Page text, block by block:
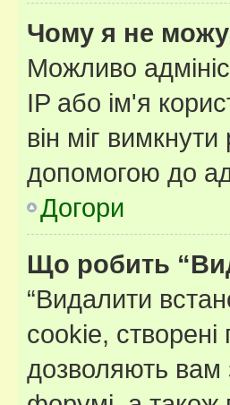
Чому я не можу
Можливо
IP або ім'я
він міг
допомогою до
Догори
Що робить
“Видалити
cookie,
дозволяють вам